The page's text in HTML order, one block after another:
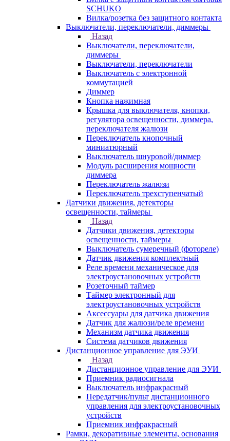
SCHUKO
Вилка/розетка без защитного контакта
Выключатели, переключатели, диммеры
Назад
Выключатели, переключатели,
диммеры
Выключатели, переключатели
Выключатель с электронной
коммутацией
Диммер
Кнопка нажимная
Крышка для выключателя, кнопки,
регулятора освещенности, диммера,
переключателя жалюзи
Переключатель кнопочный
миниатюрный
Выключатель шнуровой/диммер
Модуль расширения мощности
диммера
Переключатель жалюзи
Переключатель трехступенчатый
Датчики движения, детекторы
освещенности, таймеры
Назад
Датчики движения, детекторы
освещенности, таймеры
Выключатель сумеречный (фотореле)
Датчик движения комплектный
Реле времени механическое для
электроустановочных устройств
Розеточный таймер
Таймер электронный для
электроустановочных устройств
Аксессуары для датчика движения
Датчик для жалюзи/реле времени
Механизм датчика движения
Система датчиков движения
Дистанционное управление для ЭУИ
Назад
Дистанционное управление для ЭУИ
Приемник радиосигнала
Выключатель инфракрасный
Передатчик/пульт дистанционного
управления для электроустановочных
устройств
Приемник инфракрасный
Рамки, декоративные элементы, основания